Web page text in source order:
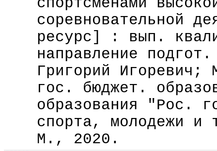
соревновательной
ресурс] : вып.
направление
Григорий
гос. бюджет.
образования "Рос.
спорта, молодежи
М., 2020.